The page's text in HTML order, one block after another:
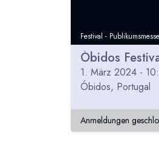
Festival - Publikumsmesse
1. März 2024 -
Óbidos, Portugal
Anmeldungen